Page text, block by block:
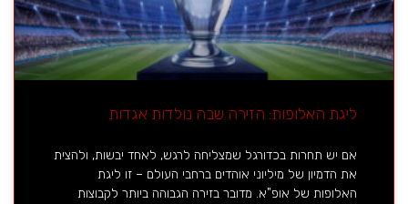
ליגת האלופות: הזירה שבה נולדות אגדות
אם יש תחרות בכדורגל שמצליחה לרגש, לאחד יבשות, ולהצית
את הדמיון של מיליוני אוהדים ברחבי העולם – זו ליגת
האלופות של אופ"א. מדובר בזירה הגבוהה ביותר לקבוצות